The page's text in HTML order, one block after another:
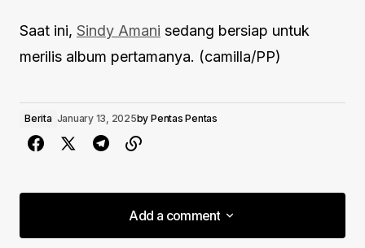
Saat ini, Sindy Amani sedang bersiap untuk
merilis album pertamanya. (camilla/PP)
Berita January 13, 2025by Pentas Pentas
Add a comment
Add a comment